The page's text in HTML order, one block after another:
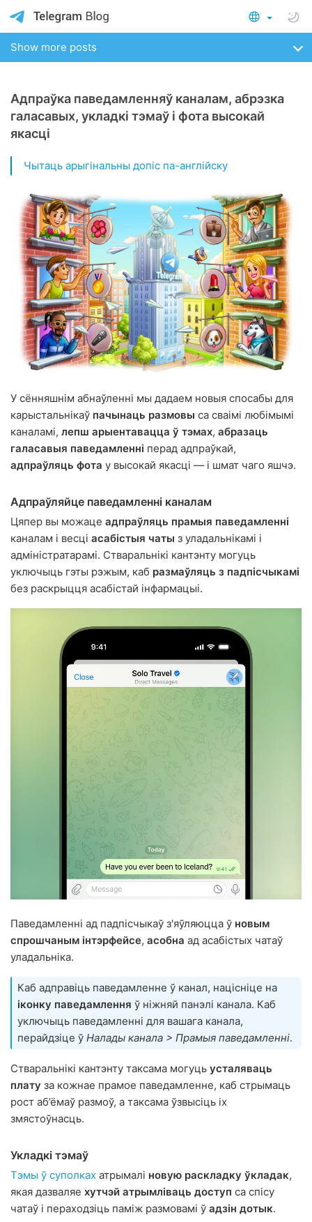
Show more posts
Адпраўка паведамленняў каналам, абрэзка
галасавых, укладкі тэмаў і фота высокай
якасці
Чытаць арыгінальны допіс па-англійску
У сённяшнім абнаўленні мы дадаем новыя спосабы для
карыстальнікаў пачынаць размовы са сваімі любімымі
каналамі, лепш арыентавацца ў тэмах, абразаць
галасавыя паведамленні перад адпраўкай,
адпраўляць фота у высокай якасці — і шмат чаго яшчэ.
Адпраўляйце паведамленні каналам
Цяпер вы можаце адпраўляць прамыя паведамленні
каналам і весці асабістыя чаты з уладальнікамі і
адміністратарамі. Стваральнікі кантэнту могуць
уключыць гэты рэжым, каб размаўляць з падпісчыкамі
без раскрыцця асабістай інфармацыі.
Паведамленні ад падпісчыкаў з'яўляюцца ў новым
спрошчаным інтэрфейсе, асобна ад асабістых чатаў
уладальніка.
Каб адправіць паведамленне ў канал, націсніце на
іконку паведамлення ў ніжняй панэлі канала. Каб
уключыць паведамленні для вашага канала,
перайдзіце ў Налады канала > Прамыя паведамленні.
Стваральнікі кантэнту таксама могуць усталяваць
плату за кожнае прамое паведамленне, каб стрымаць
рост аб’ёмаў размоў, а таксама ўзвысіць іх
змястоўнасць.
Укладкі тэмаў
Тэмы ў суполках атрымалі новую раскладку ўкладак,
якая дазваляе хутчэй атрымліваць доступ са спісу
чатаў і пераходзіць паміж размовамі ў адзін дотык.